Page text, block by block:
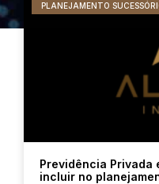
PLANEJAMENTO
Previdência Privada
incluir no